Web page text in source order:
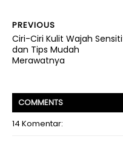
PREVIOUS
Ciri-Ciri Kulit Wajah
dan Tips Mudah
Merawatnya
COMMENTS
14 Komentar: